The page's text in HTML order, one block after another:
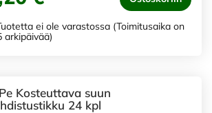
ei ole varastossa (Toimitusaika on
arkipäivää)
Kosteuttava suun
24 kpl